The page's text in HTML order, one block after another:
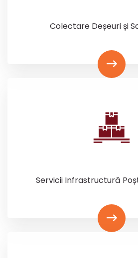
Colectare Deșeuri și
Servicii Infrastructură